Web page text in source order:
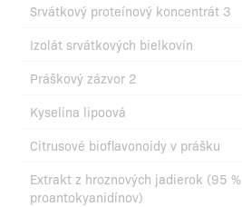
Srvátkový proteínový koncentrát 3
Izolát srvátkových bielkovín
Práškový zázvor 2
Kyselina lipoová
Citrusové bioflavonoidy v prášku
Extrakt z hroznových jadierok (95 %
proantokyanidínov)